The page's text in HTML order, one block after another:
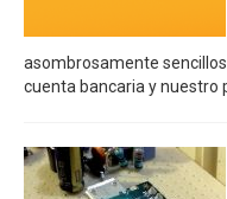
asombrosamente
cuenta bancaria y nuestro